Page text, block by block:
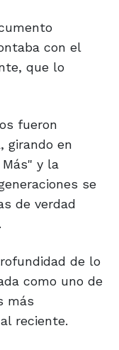
con el
que lo
fueron
girando en
y la
se
de verdad
de lo
como uno de
más
reciente.